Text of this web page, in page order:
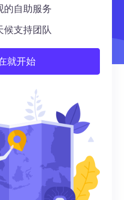
的自助服务
候支持团队
就开始